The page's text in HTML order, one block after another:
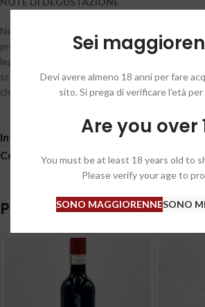
Sei
Devi avere almeno 18 anni per fare
sito. Si prega di verificare l'età
Are you over
You must be at least 18 years old to
Please verify your age to
SONO MAGGIORENNESONO
Nel calice si presenta con un colore rubino
profumi di frutti rossi freschi, ciliegia e lampone,
leggere note speziate e sfumature floreali. In
scorrevole, con tannini morbidi e ben integrati,
chiusura armoniosa.
Informazioni aggiuntive
Condizioni generali / General conditions
Prodotti correlati